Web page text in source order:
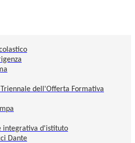
Triennale dell'Offerta Formativa
integrativa d'istituto
Dante